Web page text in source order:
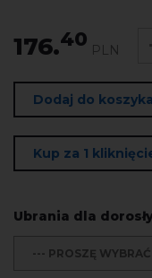
176.40 PLN
Dodaj do koszyka
Kup za 1
Ubrania dla
--- PROSZĘ